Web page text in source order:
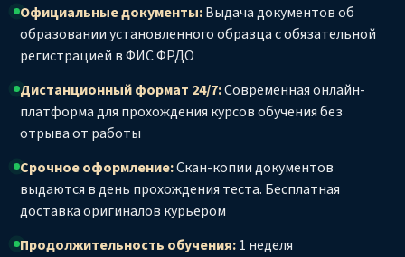
Официальные документы:Выдача документов об
образовании установленного образца с обязательной
регистрацией в ФИС ФРДО
Дистанционный формат 24/7:Современная онлайн-
платформа для прохождения курсов обучения без
отрыва от работы
Срочное оформление:Скан-копии документов
выдаются в день прохождения теста. Бесплатная
доставка оригиналов курьером
Продолжительность обучения:1 неделя